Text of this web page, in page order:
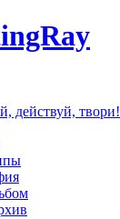
действуй, твори!